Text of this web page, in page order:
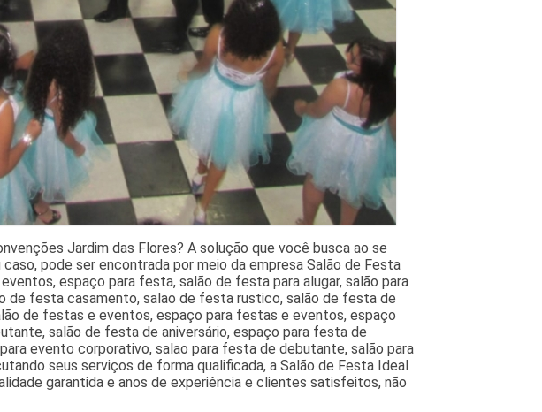
Jardim das Flores? A solução que você busca ao se
pode ser encontrada por meio da empresa Salão de Festa
espaço para festa, salão de festa para alugar, salão para
de festa casamento, salao de festa rustico, salão de festa de
de festas e eventos, espaço para festas e eventos, espaço
salão de festa de aniversário, espaço para festa de
evento corporativo, salao para festa de debutante, salão para
seus serviços de forma qualificada, a Salão de Festa Ideal
garantida e anos de experiência e clientes satisfeitos, não